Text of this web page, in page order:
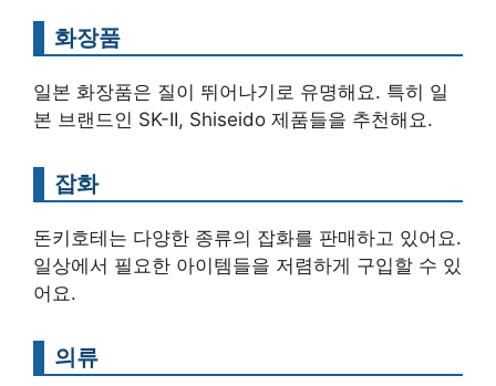
화장품
일본 화장품은 질이 뛰어나기로 유명해요. 특히 일
본 브랜드인 SK-II, Shiseido 제품들을 추천해요.
잡화
돈키호테는 다양한 종류의 잡화를 판매하고 있어요.
일상에서 필요한 아이템들을 저렴하게 구입할 수 있
어요.
의류